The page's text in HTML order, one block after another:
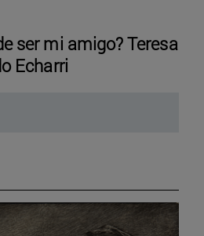
ser mi amigo? Teresa
Echarri